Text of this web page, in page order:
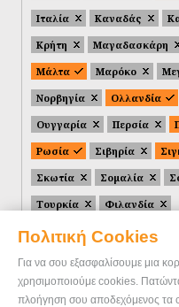
Πολιτική Cookies
Για να σου εξασφαλίσουμε μια
χρησιμοποιούμε cookies.
πλοήγηση σου αποδεχόμενος
Ιταλία
Καναδάς
Κρήτη
Μαγαδασκάρη
Μάλτα
Μαρόκο
Νορβηγία
Ολλανδία
Ουγγαρία
Περσία
Ρωσία
Σιβηρία
Σκωτία
Σομαλία
Τουρκία
Φιλανδία